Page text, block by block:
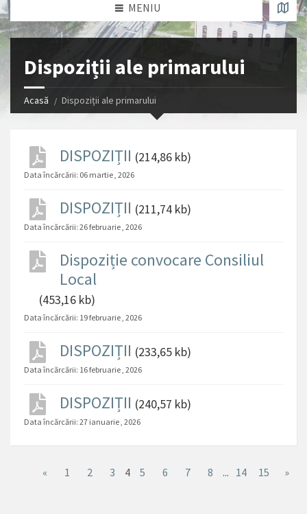
MENIU
Dispoziții ale primarului
Acasă Dispoziții ale primarului
DISPOZIȚII (214,86 kb)
Data încărcării: 06 martie , 2026
DISPOZIȚII (211,74 kb)
Data încărcării: 26 februarie , 2026
Dispoziție convocare Consiliul
Local
(453,16 kb)
Data încărcării: 19 februarie , 2026
DISPOZIȚII (233,65 kb)
Data încărcării: 16 februarie , 2026
DISPOZIȚII (240,57 kb)
Data încărcării: 27 ianuarie , 2026
« 1 2 3 4 5 6 7 8 ... 14 15 »